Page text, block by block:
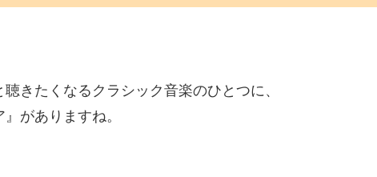
きたくなるクラシック音楽のひとつに、
がありますね。